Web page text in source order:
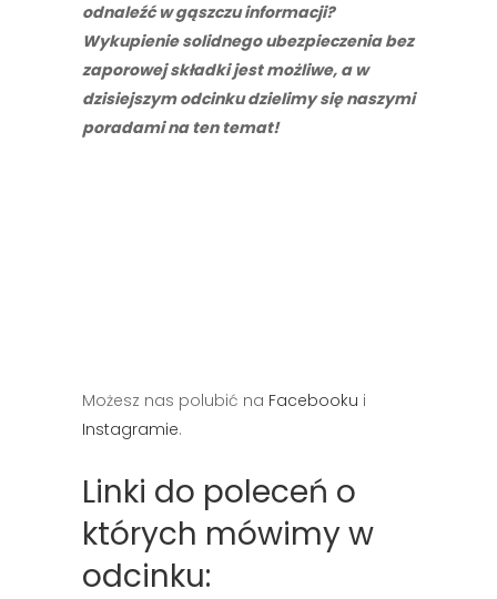
odnaleźć w gąszczu informacji?
Wykupienie solidnego ubezpieczenia bez
zaporowej składki jest możliwe, a w
dzisiejszym odcinku dzielimy się naszymi
poradami na ten temat!
Możesz nas polubić na Facebooku i
Instagramie.
Linki do poleceń o
których mówimy w
odcinku: